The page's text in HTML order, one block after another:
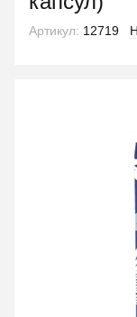
Артикул: 12719